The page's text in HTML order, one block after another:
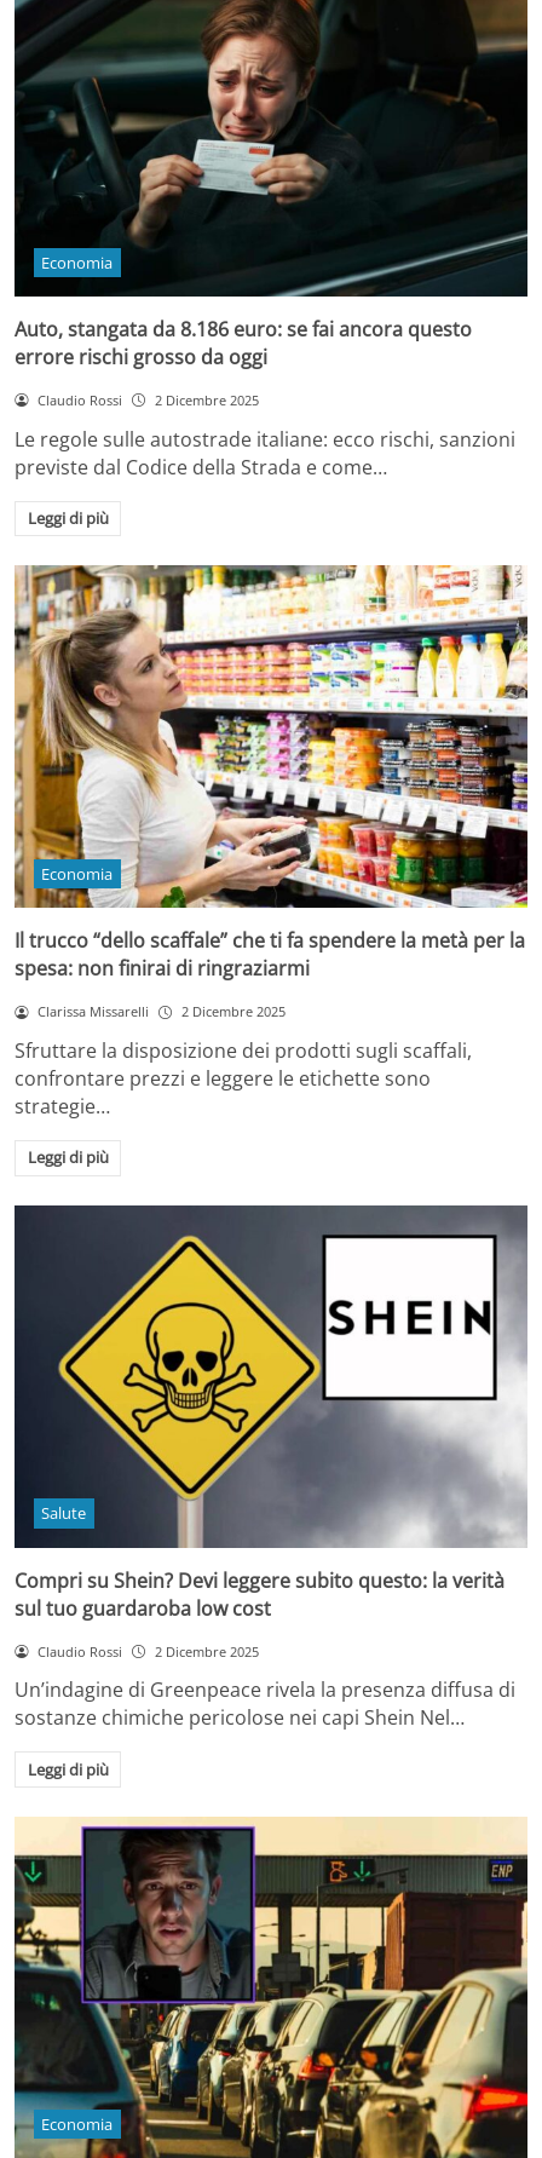
Economia
Auto, stangata da 8.186 euro: se fai ancora questo
errore rischi grosso da oggi
Claudio Rossi 2 Dicembre 2025
Le regole sulle autostrade italiane: ecco rischi, sanzioni
previste dal Codice della Strada e come…
Leggi di più
Economia
Il trucco “dello scaffale” che ti fa spendere la metà per la
spesa: non finirai di ringraziarmi
Clarissa Missarelli 2 Dicembre 2025
Sfruttare la disposizione dei prodotti sugli scaffali,
confrontare prezzi e leggere le etichette sono
strategie…
Leggi di più
Salute
Compri su Shein? Devi leggere subito questo: la verità
sul tuo guardaroba low cost
Claudio Rossi 2 Dicembre 2025
Un’indagine di Greenpeace rivela la presenza diffusa di
sostanze chimiche pericolose nei capi Shein Nel…
Leggi di più
Economia